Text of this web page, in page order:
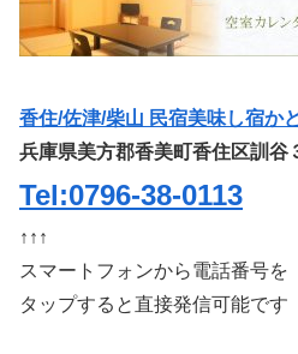
香住/佐津/柴山 民宿美味し宿か
兵庫県美方郡香美町香住区訓谷
Tel:0796-38-0113
↑↑↑
スマートフォンから電話番号を
タップすると直接発信可能です